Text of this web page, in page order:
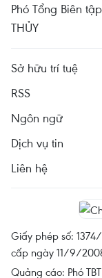
Phó Tổng Biên
THỦY
Sở hữu trí tuệ
RSS
Ngôn ngữ
Dịch vụ tin
Liên hệ
Giấy phép số:
cấp ngày 11/9/
Quảng cáo: Phó